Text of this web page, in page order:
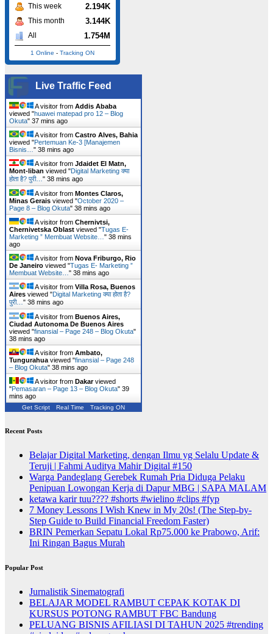
This week 2.194K
This month 3.144K
All 1.754M
1 Online - Tracking ON
Live Traffic Feed
A visitor from Addis Ababa
viewed "huawei matepad pro 12 – Blog
Okuta" 37 mins ago
A visitor from Castro Alves, Bahia
viewed "Pertemuan Ke-3 [Manajemen
Bisnis… " 38 mins ago
A visitor from Jdaidet El Matn,
Mont-liban viewed "Digital Marketing क्या
होता है? पुरी… " 38 mins ago
A visitor from Montes Claros,
Minas Gerais viewed "October 2020 –
Page 8 – Blog Okuta" 38 mins ago
A visitor from Chernivtsi,
Chernivetska Oblast viewed "Tugas E-
Marketing ” Membuat Website… " 38 mins
ago
A visitor from Nova Friburgo, Rio
De Janeiro viewed "Tugas E- Marketing ”
Membuat Website… " 38 mins ago
A visitor from Villa Rosa, Buenos
Aires viewed "Digital Marketing क्या होता है?
पुरी… " 38 mins ago
A visitor from Buenos Aires,
Ciudad Autonoma De Buenos Aires
viewed "finansial – Page 248 – Blog Okuta"
38 mins ago
A visitor from Ambato,
Tungurahua viewed "finansial – Page 248
– Blog Okuta" 38 mins ago
A visitor from Dakarviewed
"Pemasaran – Page 13 – Blog Okuta" 39
mins ago
Get Script Real Time Tracking ON
Recent Posts
Belajar Digital Marketing, dengan Ilmu yg Selalu Update &
Teruji | Fahmi Auditya Mahir Digital #150
Warga Pandeglang Gerebek Rumah Pria Diduga Pelaku
Penipuan Lowongan Kerja di Dapur MBG | SAPA MALAM
ketawa karir tuu???? #shorts #wielino #clips #fyp
7 Money Lessons I Wish Knew in My 20s! (The Step-by-
Step Guide to Build Financial Freedom Faster)
BRIN Pemerkan Sepatu Lokal Rp75.000 ke Prabowo, Arif:
Ini Ringan Bagus Murah
Popular Post
Jurnalistik Sinematografi
BELAJAR MODEL RAMBUT CEPAK KOTAK DI
KURSUS POTONG RAMBUT FBC Bandung
PELUANG BISNIS AFILIASI DI TAHUN 2025 #trending